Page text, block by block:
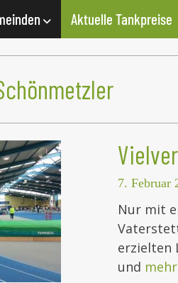
Aktuelle Tankpreise
7. Februar
Nur mit
erzielten
und